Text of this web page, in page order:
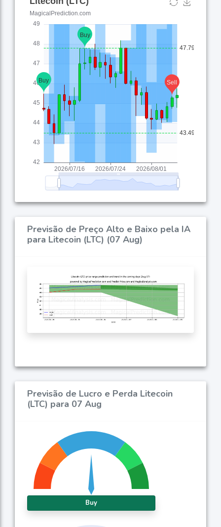
Previsão de Preço Alto e Baixo pela IA
para Litecoin (LTC) (07 Aug)
Previsão de Lucro e Perda Litecoin
(LTC) para 07 Aug
Buy